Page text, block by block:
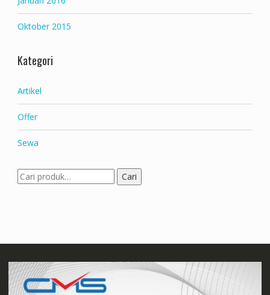
Oktober 2015
Kategori
Artikel
Offer
Sewa
Pencarian
untuk:
Cari